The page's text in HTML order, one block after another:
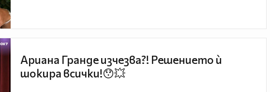
Ариана Гранде изчезва?! Решението ѝ
шокира всички!😯💥